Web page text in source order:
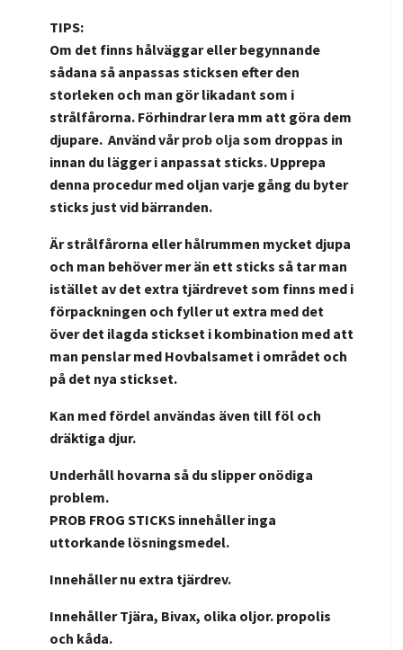
TIPS:
Om det finns hålväggar eller begynnande
sådana så anpassas sticksen efter den
storleken och man gör likadant som i
strålfårorna. Förhindrar lera mm att göra dem
djupare. Använd vår prob olja som droppas in
innan du lägger i anpassat sticks. Upprepa
denna procedur med oljan varje gång du byter
sticks just vid bärranden.
Är strålfårorna eller hålrummen mycket djupa
och man behöver mer än ett sticks så tar man
istället av det extra tjärdrevet som finns med i
förpackningen och fyller ut extra med det
över det ilagda stickset i kombination med att
man penslar med Hovbalsamet i området och
på det nya stickset.
Kan med fördel användas även till föl och
dräktiga djur.
Underhåll hovarna så du slipper onödiga
problem.
PROB FROG STICKS innehåller inga
uttorkande lösningsmedel.
Innehåller nu extra tjärdrev.
Innehåller Tjära, Bivax, olika oljor. propolis
och kåda.